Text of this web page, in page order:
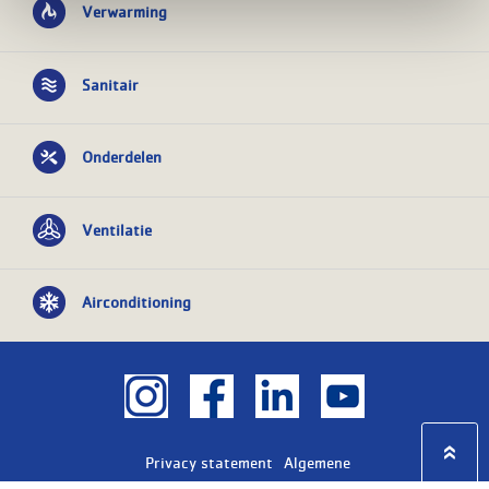
Verwarming
Sanitair
Onderdelen
Ventilatie
Airconditioning
Privacy statement
Algemene